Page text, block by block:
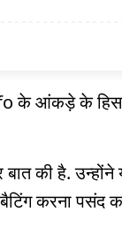
40
62
के आंकड़े के
की है. उन्होंने
करना